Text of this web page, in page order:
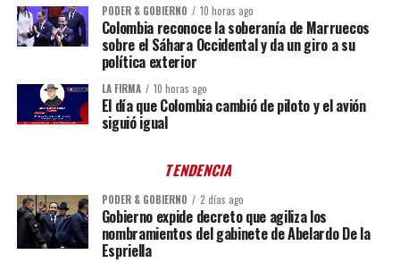
PODER & GOBIERNO 10 horas ago
Colombia reconoce la soberanía de Marruecos
sobre el Sáhara Occidental y da un giro a su
política exterior
LA FIRMA 10 horas ago
El día que Colombia cambió de piloto y el avión
siguió igual
TENDENCIA
PODER & GOBIERNO 2 días ago
Gobierno expide decreto que agiliza los
nombramientos del gabinete de Abelardo De la
Espriella